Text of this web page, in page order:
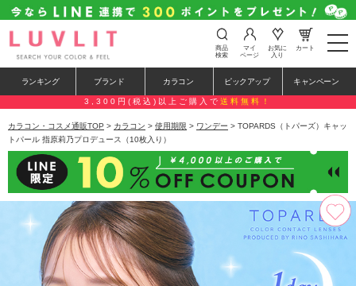
t
o
e
n
a
a
i
o
n
商品
検索
マイ
ページ
お気に
入り
カート
ランキング ブランド カラコン ピックアップ キャンペーン
3,300円(税込)以上ご購入で 送料無料！
カラコン・コスメ通販TOP > カラコン > 使用期限 > ワンデー > TOPARDS（トパーズ）キャッ
トパール 指原莉乃プロデュース（10枚入り）